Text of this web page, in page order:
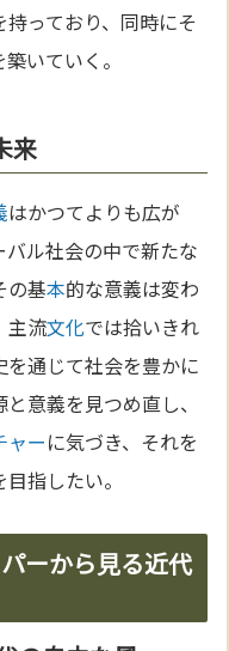
っており、同時にそ
いていく。
来
はかつてよりも広が
バル社会の中で新たな
の基本的な意義は変わ
主流文化では拾いきれ
を通じて社会を豊かに
意義を見つめ直し、
ャーに気づき、それを
指したい。
ーから見る近代